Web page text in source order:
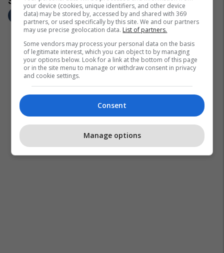
your device (cookies, unique identifiers, and other device
data) may be stored by, accessed by and shared with 369
partners, or used specifically by this site. We and our partners
may use precise geolocation data. List of partners.
Some vendors may process your personal data on the basis
of legitimate interest, which you can object to by managing
your options below. Look for a link at the bottom of this page
or in the site menu to manage or withdraw consent in privacy
and cookie settings.
Consent
Manage options